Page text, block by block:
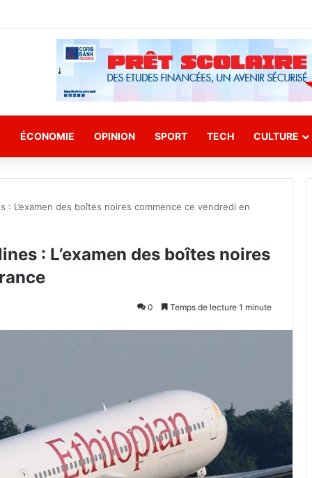
ÉCONOMIE OPINION SPORT TECH CULTURE
: L’examen des boîtes noires commence ce vendredi en
: L’examen des boîtes noires
0 Temps de lecture 1 minute